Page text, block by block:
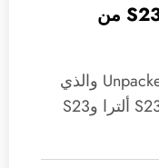
كل شيء عن مؤتمر إطلاق S23 من
انتهى مؤتمر سامسونج Unpacked 2023 والذي
كشفت فيه عن هواتفها الرائدة S23 ألترا وS23